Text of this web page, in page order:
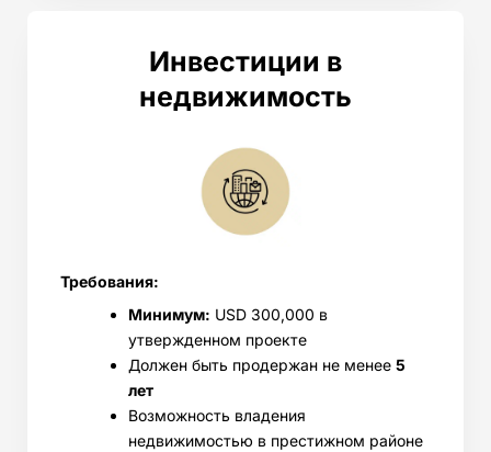
Инвестиции в
недвижимость
Требования:
Минимум: USD 300,000 в
утвержденном проекте
Должен быть продержан не менее 5
лет
Возможность владения
недвижимостью в престижном районе